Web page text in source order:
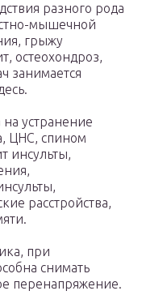
разного рода
мышечной
грыжу
остеохондроз,
занимается
устранение
ЦНС, спином
инсульты,
расстройства,
при
снимать
перенапряжение.